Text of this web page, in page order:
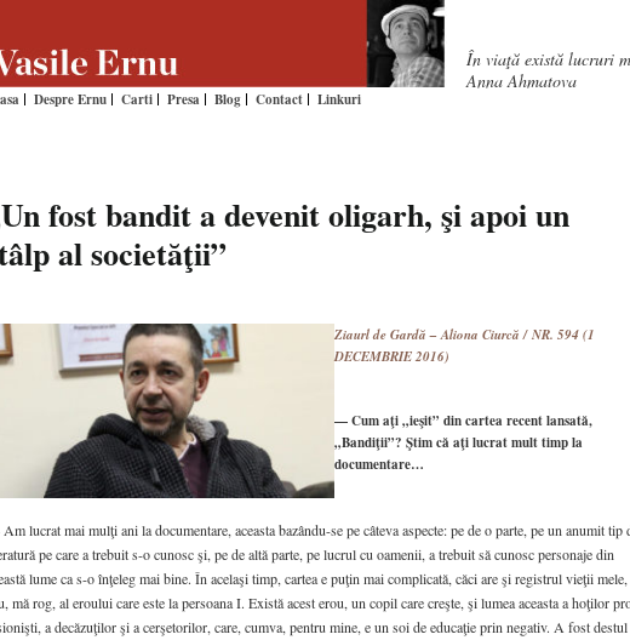
Despre Ernu Carti Presa Blog Contact Linkuri
În viaţă există lucruri
Anna Ahmatova
fost bandit a devenit oligarh, şi apoi un
al societăţii”
Ziaurl de Gardă –Aliona Ciurcă / NR. 594 (1
DECEMBRIE 2016)
— Cum aţi „ieşit” din cartea recent lansată,
„Bandiţii”? Ştim că aţi lucrat mult timp la
documentare…
lucrat mai mulţi ani la docu­men­ta­re, aceas­ta bazându-se pe câte­va aspec­te: pe de o par­te, pe un anu­mit tip
pe care a tre­bu­it s-o cunosc şi, pe de altă par­te, pe lucrul cu oame­nii, a tre­bu­it să cunosc per­so­na­je din
lume ca s-o înţe­leg mai bine. În ace­la­şi timp, car­tea e puţin mai com­pli­ca­tă, căci are şi regis­trul vieţii mele,
mă rog, al ero­u­lui care este la per­soa­na I. Exis­tă acest erou, un copil care cre­ş­te, şi lumea aceas­ta a hoţi­lor
a decă­zu­ţi­lor şi a cerşe­to­ri­lor, care, cum­va, pen­tru mine, e un soi de edu­ca­ţie prin nega­tiv. A fost des­tul